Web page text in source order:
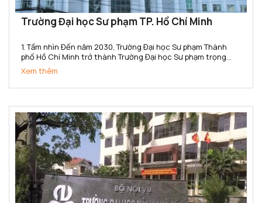
Trường Đại học Sư phạm TP. Hồ Chí Minh
1. Tầm nhìn Đến năm 2030, Trường Đại học Sư phạm Thành
phố Hồ Chí Minh trở thành Trường Đại học Sư phạm trọng
điểm Quốc gia, có uy tín cao trong toàn quốc, ngang tầm với
các cơ sở đào tạo trong khu vực Đông Nam Á; là cơ...
Xem thêm